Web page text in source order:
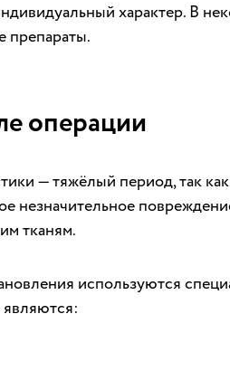
характер. В
препараты.
операции
— тяжёлый период, так
незначительное
тканям.
используются